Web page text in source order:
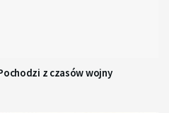
z czasów wojny